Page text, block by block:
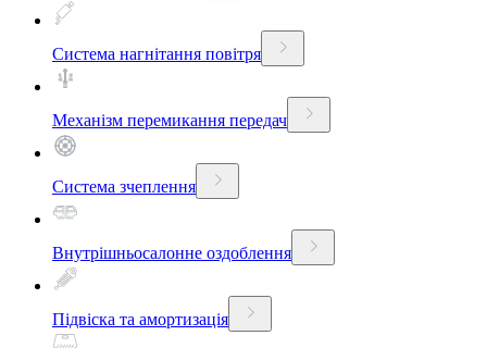
Система нагнітання повітря
Механізм перемикання передач
Система зчеплення
Внутрішньосалонне оздоблення
Підвіска та амортизація